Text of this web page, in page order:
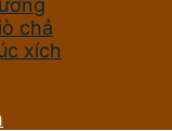
chả
xích